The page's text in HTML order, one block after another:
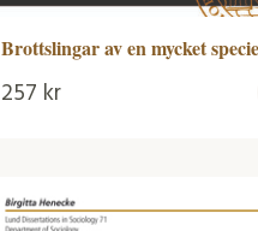
Brottslingar av en mycket
257 kr